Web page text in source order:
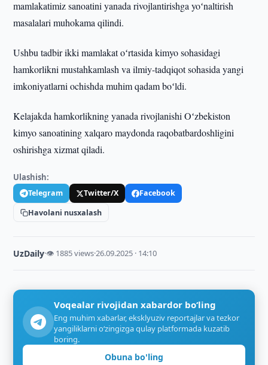
mamlakatimiz sanoatini yanada rivojlantirishga yoʻnaltirish
masalalari muhokama qilindi.
Ushbu tadbir ikki mamlakat oʻrtasida kimyo sohasidagi
hamkorlikni mustahkamlash va ilmiy-tadqiqot sohasida yangi
imkoniyatlarni ochishda muhim qadam boʻldi.
Kelajakda hamkorlikning yanada rivojlanishi Oʻzbekiston
kimyo sanoatining xalqaro maydonda raqobatbardoshligini
oshirishga xizmat qiladi.
Ulashish:
Telegram Twitter/X
Facebook
Havolani nusxalash
UzDaily·👁 1885 views·26.09.2025 · 14:10
Voqealar rivojidan xabardor bo‘ling
Eng muhim xabarlar, eksklyuziv reportajlar va tezkor
yangiliklarni o‘zingizga qulay platformada kuzatib
boring.
Obuna bo'ling